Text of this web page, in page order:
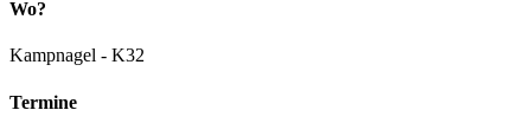
Wo?
Kampnagel - K32
Termine